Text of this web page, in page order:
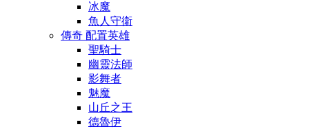
冰魔
魚人守衛
傳奇 配置英雄
聖騎士
幽靈法師
影舞者
魅魔
山丘之王
德魯伊